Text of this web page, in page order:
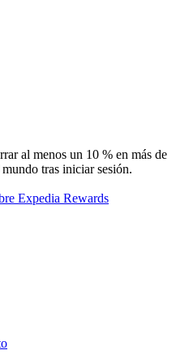
al menos un 10 % en más de
tras iniciar sesión.
Expedia Rewards